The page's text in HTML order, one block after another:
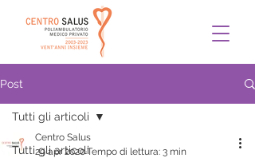
Post
Tutti gli articoli
Tutti gli articoli
Centro Salus
29 apr 2020Tempo di lettura: 3 min